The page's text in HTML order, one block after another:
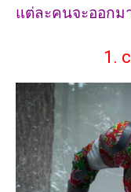
แต่ละคนจะออกม
1.